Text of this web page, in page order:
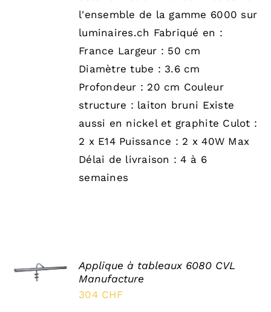
l'ensemble de la gamme 6000 sur
luminaires.ch Fabriqué en :
France Largeur : 50 cm
Diamètre tube : 3.6 cm
Profondeur : 20 cm Couleur
structure : laiton bruni Existe
aussi en nickel et graphite Culot :
2 x E14 Puissance : 2 x 40W Max
Délai de livraison : 4 à 6
semaines
OPTIONS
Applique à tableaux 6080 CVL
Manufacture
304 CHF